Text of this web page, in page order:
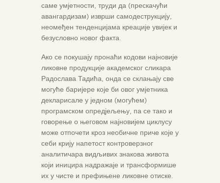
саме умјетности, труди да (прескачући
авангардизам) изврши самодеструкцију,
неомеђен тенденцијама креације увијек и
безусловно новог факта.
Ако се покушају пронаћи кодови најновије
ликовне продукције академског сликара
Радослава Тадића, онда се склањају све
могуће баријере које би овог умјетника
декларисале у једном (могућем)
програмском опредјељењу, па се тако и
говорење о његовом најновијем циклусу
може отпочети кроз необичне приче које у
себи крију напетост контроверзног
аналитичара видљивих знакова живота
који иницира надражаје и трансформише
их у чисте и префињене ликовне отиске.